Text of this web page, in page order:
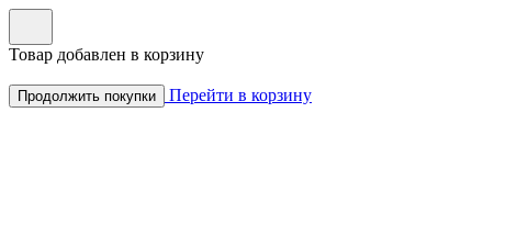
Товар добавлен в корзину
Продолжить покупки Перейти в корзину